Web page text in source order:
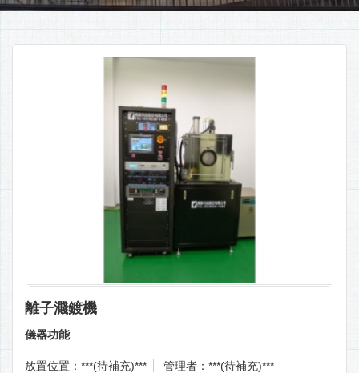
離子濺鍍機
儀器功能
放置位置：***(待補充)*** 管理者：***(待補充)***